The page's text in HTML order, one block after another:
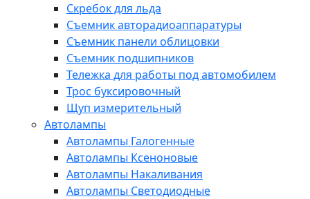
Скребок для льда
Съемник авторадиоаппаратуры
Съемник панели облицовки
Съемник подшипников
Тележка для работы под автомобилем
Трос буксировочный
Щуп измерительный
Автолампы
Автолампы Галогенные
Автолампы Ксеноновые
Автолампы Накаливания
Автолампы Светодиодные